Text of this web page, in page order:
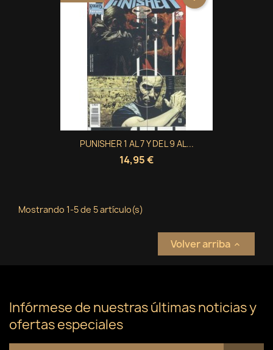
PUNISHER 1 AL 7 Y DEL 9 AL...
14,95 €
Mostrando 1-5 de 5 artículo(s)
Volver arriba 
Infórmese de nuestras últimas noticias y
ofertas especiales